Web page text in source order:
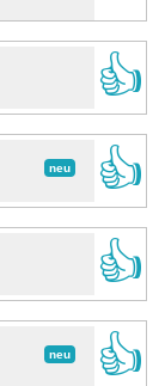
👍
neu
👍
👍
neu
👍